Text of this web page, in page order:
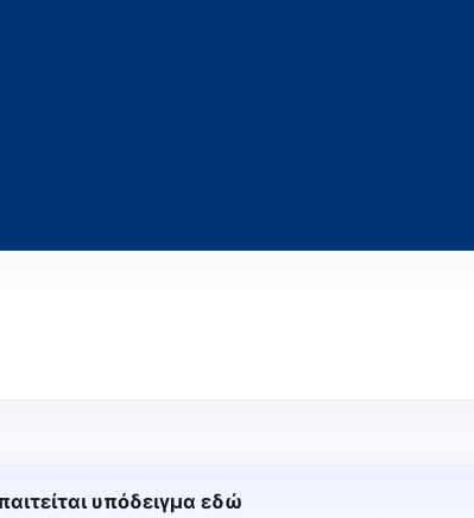
υπόδειγμα εδώ